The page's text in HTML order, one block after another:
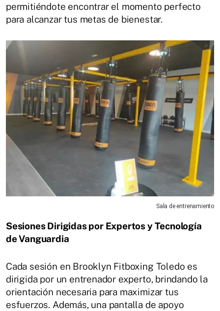
permitiéndote encontrar el momento perfecto
para alcanzar tus metas de bienestar.
Sala de entrenamiento
Sesiones Dirigidas por Expertos y Tecnología
de Vanguardia
Cada sesión en Brooklyn Fitboxing Toledo es
dirigida por un entrenador experto, brindando la
orientación necesaria para maximizar tus
esfuerzos. Además, una pantalla de apoyo